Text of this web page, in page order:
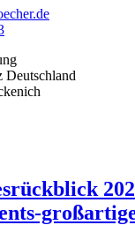
Deutschland